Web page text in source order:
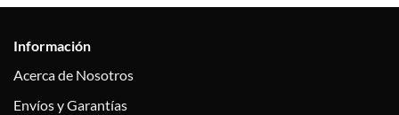
Información
Acerca de Nosotros
Envíos y Garantías